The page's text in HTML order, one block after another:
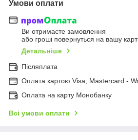
Умови оплати
Ви отримаєте замовлення
або гроші повернуться на вашу
Детальніше
Післяплата
Оплата картою Visa, Mastercard -
Оплата на карту Монобанку
Всі умови оплати